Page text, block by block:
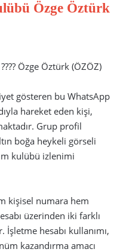
Özge Öztürk
Özge Öztürk (ÖZÖZ)
gösteren bu WhatsApp
hareket eden kişi,
Grup profil
boğa heykeli görseli
kulübü izlenimi
kişisel numara hem
üzerinden iki farklı
hesabı kullanımı,
kazandırma amacı